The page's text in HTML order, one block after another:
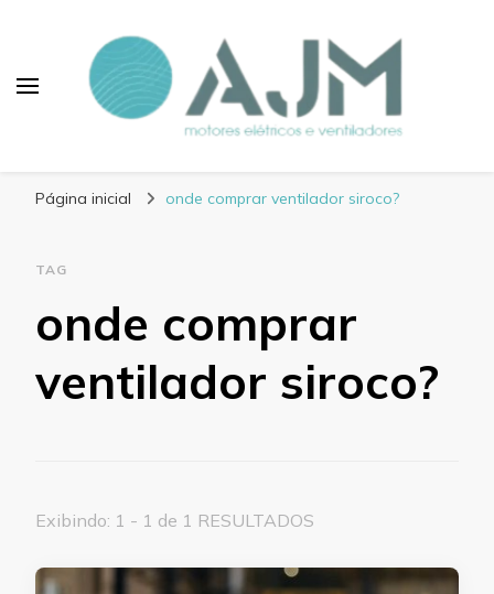
Elétricos e Ventiladores
Página inicial onde comprar ventilador siroco?
TAG
onde comprar
ventilador siroco?
Exibindo: 1 - 1 de 1 RESULTADOS